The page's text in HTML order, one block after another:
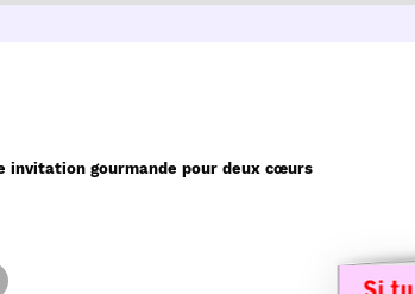
invitation gourmande pour deux cœurs